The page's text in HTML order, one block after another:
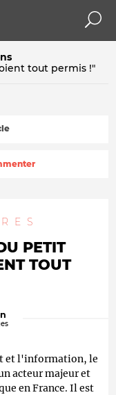
tout permis !"
PETIT
TOUT
et l'information, le
acteur majeur et
en France. Il est